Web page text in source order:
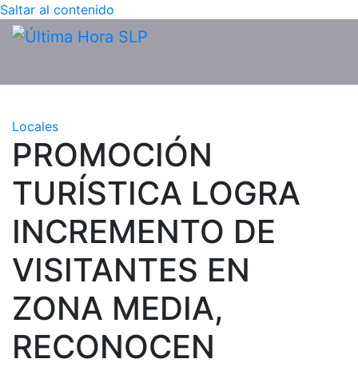
Saltar al contenido
Locales
PROMOCIÓN
TURÍSTICA LOGRA
INCREMENTO DE
VISITANTES EN
ZONA MEDIA,
RECONOCEN